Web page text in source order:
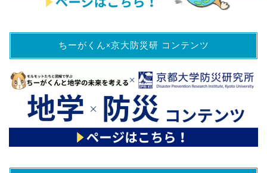
ちーがくん×京大防災研 コンテンツ